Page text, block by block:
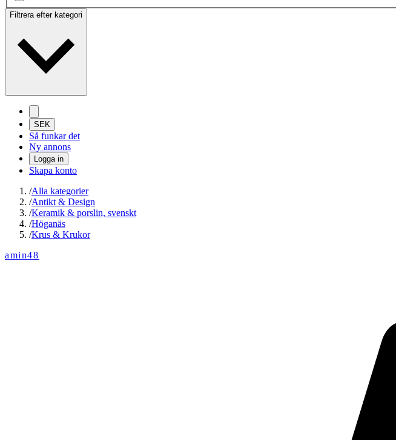
Filtrera efter kategori
SEK
Så funkar det
Ny annons
Logga in
Skapa konto
/Alla kategorier
/Antikt & Design
/Keramik & porslin, svenskt
/Höganäs
/Krus & Krukor
amin48